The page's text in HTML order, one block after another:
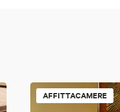
AFFITTACAMERE